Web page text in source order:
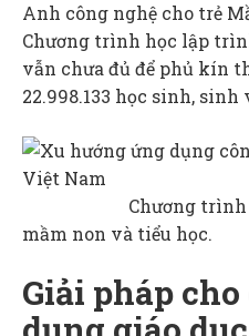
Anh công nghệ cho trẻ
Chương trình học lập
vẫn chưa đủ để phủ kín
22.998.133 học sinh,
Chương trình học
mầm non và tiểu học.
Giải pháp